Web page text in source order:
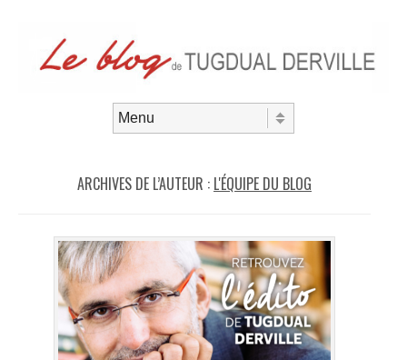
ARCHIVES DE L’AUTEUR : L'ÉQUIPE DU BLOG